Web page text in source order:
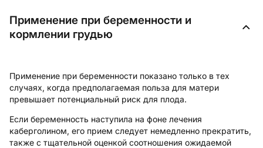
Применение при беременности и
кормлении грудью
Применение при беременности показано только в тех
случаях, когда предполагаемая польза для матери
превышает потенциальный риск для плода.
Если беременность наступила на фоне лечения
каберголином, его прием следует немедленно прекратить,
также с тщательной оценкой соотношения ожидаемой